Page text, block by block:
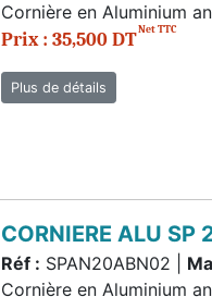
Cornière en Aluminium
Prix : 35,500 DTNet TTC
Plus de détails
CORNIERE ALU
Réf : SPAN20ABN02 |
Cornière en Aluminium